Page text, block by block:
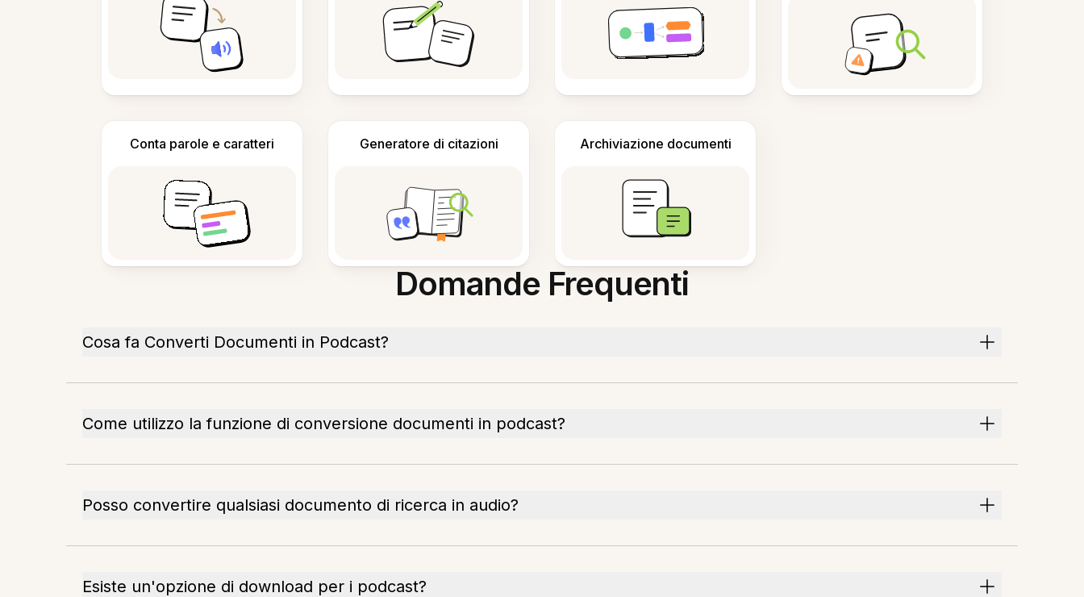
Conta parole e caratteri Generatore di citazioni Archiviazione documenti
Domande Frequenti
Cosa fa Converti Documenti in Podcast?
Come utilizzo la funzione di conversione documenti in podcast?
Posso convertire qualsiasi documento di ricerca in audio?
Esiste un'opzione di download per i podcast?